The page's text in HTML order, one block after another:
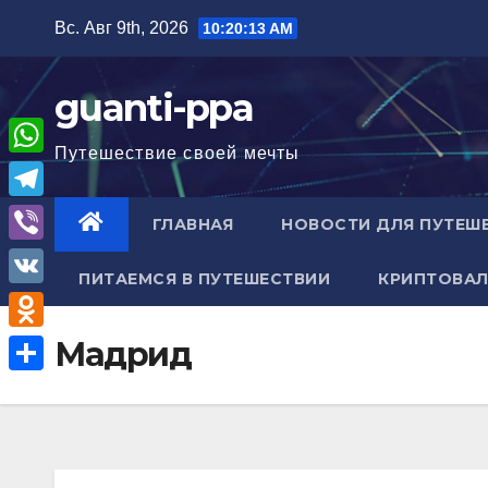
содержимому
Вс. Авг 9th, 2026 10:20:14 AM
guanti-ppa
Путешествие своей мечты
ГЛАВНАЯ НОВОСТИ ДЛЯ
ПИТАЕМСЯ В ПУТЕШЕСТВИИ
Мадрид
W
h
a
A
T
e
l
e
g
V
i
b
e
V
K
O